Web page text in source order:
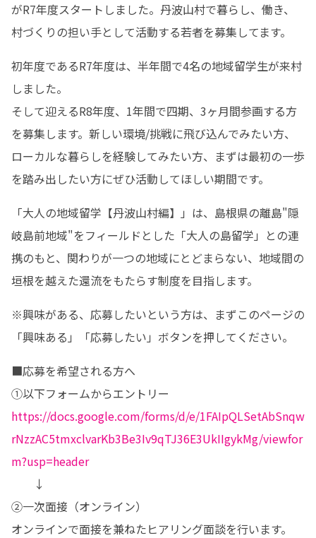
がR7年度スタートしました。丹波山村で暮らし、働き、
村づくりの担い手として活動する若者を募集してます。
初年度であるR7年度は、半年間で4名の地域留学生が来村
しました。
そして迎えるR8年度、1年間で四期、3ヶ月間参画する方
を募集します。新しい環境/挑戦に飛び込んでみたい方、
ローカルな暮らしを経験してみたい方、まずは最初の一歩
を踏み出したい方にぜひ活動してほしい期間です。
「大人の地域留学【丹波山村編】」は、島根県の離島"隠
岐島前地域"をフィールドとした「大人の島留学」との連
携のもと、関わりが一つの地域にとどまらない、地域間の
垣根を越えた還流をもたらす制度を目指します。
※興味がある、応募したいという方は、まずこのページの
「興味ある」「応募したい」ボタンを押してください。
■応募を希望される方へ
https://docs.google.com/forms/d/e/1FAIpQLSetAbSnqw
rNzzAC5tmxclvarKb3Be3Iv9qTJ36E3UkIIgykMg/viewfor
m?usp=header
↓
②一次面接（オンライン）
オンラインで面接を兼ねたヒアリング面談を行います。